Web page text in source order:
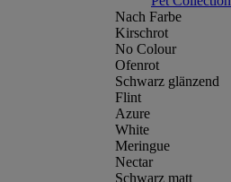
Nach Farbe
Kirschrot
No Colour
Ofenrot
Schwarz glänzend
Flint
Azure
White
Meringue
Nectar
Schwarz matt